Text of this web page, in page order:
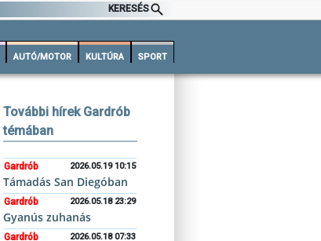
KERESÉS
AUTÓ/MOTOR KULTÚRA SPORT
További hírek Gardrób
témában
Gardrób 2026.05.19 10:15
Támadás San Diegóban
Gardrób 2026.05.18 23:29
Gyanús zuhanás
Gardrób 2026.05.18 07:33